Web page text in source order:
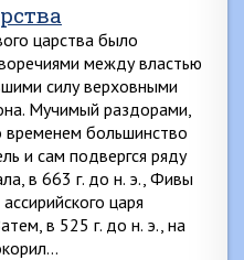
царства было
между властью
силу верховными
Мучимый раздорами,
временем большинство
и сам подвергся ряду
в 663 г. до н. э., Фивы
царя
в 525 г. до н. э., на